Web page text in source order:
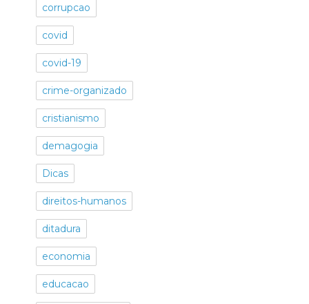
corrupcao
covid
covid-19
crime-organizado
cristianismo
demagogia
Dicas
direitos-humanos
ditadura
economia
educacao